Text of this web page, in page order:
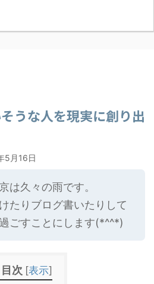
うな人を現実に創り出
5月16日
は久々の雨です。
たりブログ書いたりして
ごすことにします(*^^*)
目次 [表示]